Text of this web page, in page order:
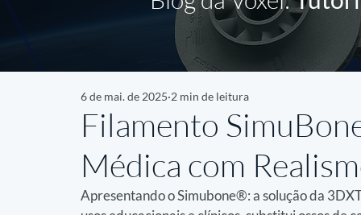
Filamento
Médica com
6 de mai. de 2025 2 min de leitura
Apresentando o Simubone®: a solução da